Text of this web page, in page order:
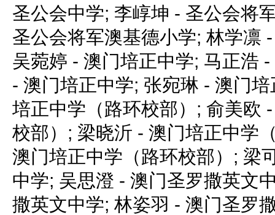
圣公会中学; 李崞坤 - 圣公会将
圣公会将军澳基德小学; 林学凛
吴菀婷 - 澳门培正中学; 马正浩
- 澳门培正中学; 张宛琳 - 澳门
培正中学（路环校部）; 俞美欧
校部）; 梁晓沂 - 澳门培正中学
澳门培正中学（路环校部）; 梁
中学; 吴思澄 - 澳门圣罗撒英文
撒英文中学; 林姿羽 - 澳门圣罗